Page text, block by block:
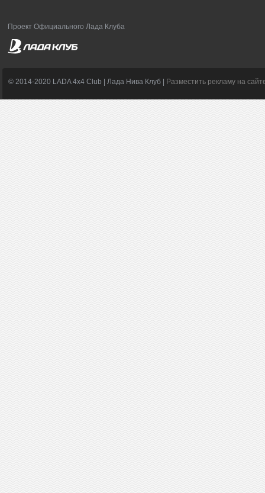
Проект Официального Лада Клуба
© 2014-2020 LADA 4x4 Club | Лада Нива Клуб | Разместить рекламу на